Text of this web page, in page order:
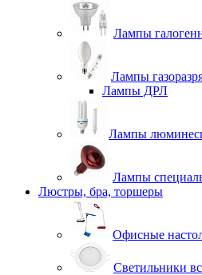
Лампы
Лампы
Лампы ДРЛ
Лампы
Лампы
Люстры, бра, торшеры
Офисные
Светильники